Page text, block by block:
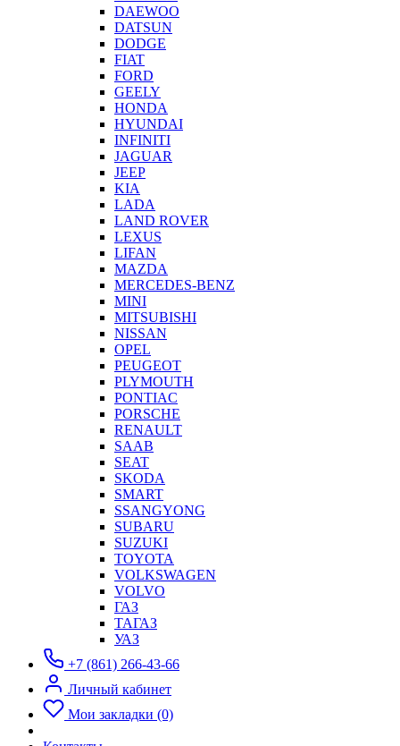
DAEWOO
DATSUN
DODGE
FIAT
FORD
GEELY
HONDA
HYUNDAI
INFINITI
JAGUAR
JEEP
KIA
LADA
LAND ROVER
LEXUS
LIFAN
MAZDA
MERCEDES-BENZ
MINI
MITSUBISHI
NISSAN
OPEL
PEUGEOT
PLYMOUTH
PONTIAC
PORSCHE
RENAULT
SAAB
SEAT
SKODA
SMART
SSANGYONG
SUBARU
SUZUKI
TOYOTA
VOLKSWAGEN
VOLVO
ГАЗ
ТАГАЗ
УАЗ
+7 (861) 266-43-66
Личный кабинет
Мои закладки (0)